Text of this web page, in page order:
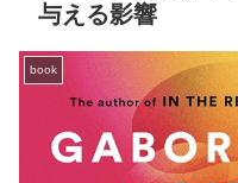
与える影響
book